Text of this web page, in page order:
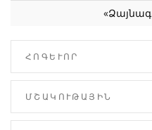
ՀՈԳԵՒՈՐ
ՄՇԱԿՈՒԹԱՅԻՆ